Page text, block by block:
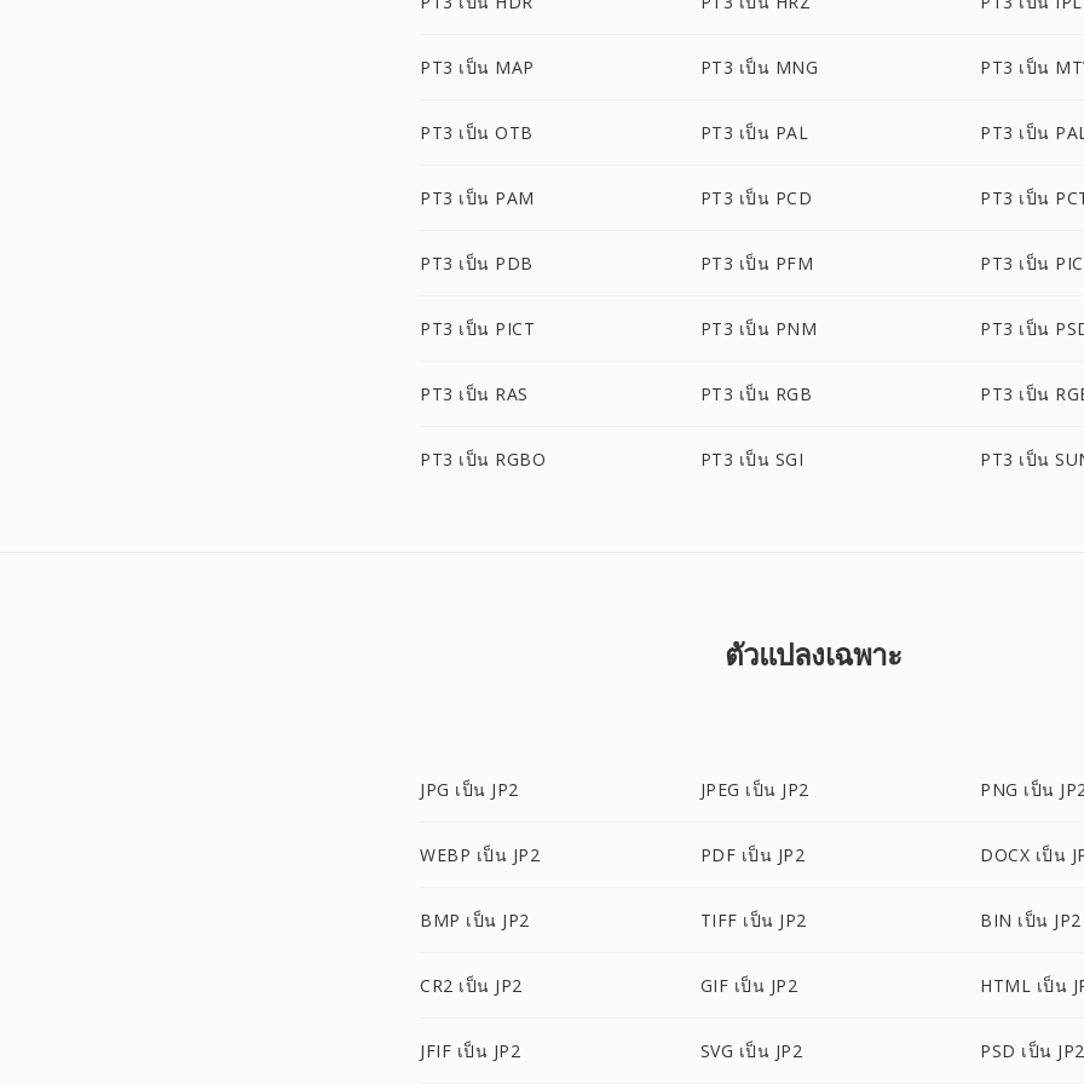
PT3 เป็น MAP PT3 เป็น MNG PT3 เป็น
PT3 เป็น OTB PT3 เป็น PAL PT3 เป็น
PT3 เป็น PAM PT3 เป็น PCD PT3 เป็น
PT3 เป็น PDB PT3 เป็น PFM PT3 เป็น
PT3 เป็น PICT PT3 เป็น PNM PT3 เป็น
PT3 เป็น RAS PT3 เป็น RGB PT3 เป็น
PT3 เป็น RGBO PT3 เป็น SGI PT3 เป็น
ตัวแปลงเฉพาะ
JPG เป็น JP2 JPEG เป็น JP2 PNG เป็น
WEBP เป็น JP2 PDF เป็น JP2 DOCX เป็น
BMP เป็น JP2 TIFF เป็น JP2 BIN เป็น JP2
CR2 เป็น JP2 GIF เป็น JP2 HTML เป็น
JFIF เป็น JP2 SVG เป็น JP2 PSD เป็น JP2